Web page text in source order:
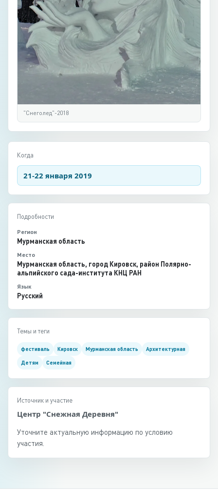
"Снеголед"-2018
Когда
21-22 января 2019
Подробности
Регион
Мурманская область
Место
Мурманская область, город Кировск, район Полярно-
альпийского сада-института КНЦ РАН
Язык
Русский
Темы и теги
фестиваль Кировск Мурманская область Архитектурная
Детям Семейная
Источник и участие
Центр "Снежная Деревня"
Уточните актуальную информацию по условию
участия.